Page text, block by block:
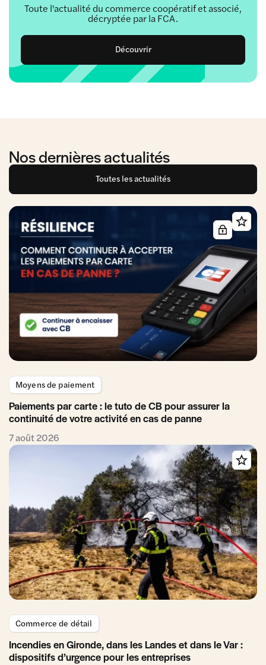
Toute l'actualité du commerce coopératif et associé,
décryptée par la FCA.
Découvrir
Nos dernières actualités
Toutes les actualités
Moyens de paiement
Paiements par carte : le tuto de CB pour assurer la
continuité de votre activité en cas de panne
7 août 2026
Commerce de détail
Incendies en Gironde, dans les Landes et dans le Var :
dispositifs d’urgence pour les entreprises